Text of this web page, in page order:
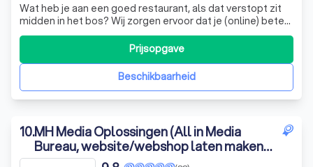
Wat heb je aan een goed restaurant, als dat verstopt zit
midden in het bos? Wij zorgen ervoor dat je (online) beter
gevonden wordt. Onze marketeers geven jouw bedrijf
Beschikbaarheid
Prijsopgave
10.MH Media Oplossingen (All in Media
Bureau, website/webshop laten maken
met Google Optimalisatie)